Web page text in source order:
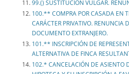
99.() SUSTITUCIÓN VULGAR.
100.** COMPRA POR CASADA EN
CARÁCTER PRIVATIVO. RENUNCIA
DOCUMENTO EXTRANJERO.
101.** INSCRIPCIÓN DE
ALTERNATIVA DE FINCA
102.* CANCELACIÓN DE ASIENTO